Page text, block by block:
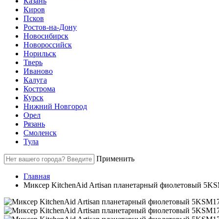
Киров
Псков
Ростов-на-Дону
Новосибирск
Новороссийск
Норильск
Тверь
Иваново
Калуга
Кострома
Курск
Нижний Новгород
Орел
Рязань
Смоленск
Тула
Применить
Главная
Миксер KitchenAid Artisan планетарный фиолетовый